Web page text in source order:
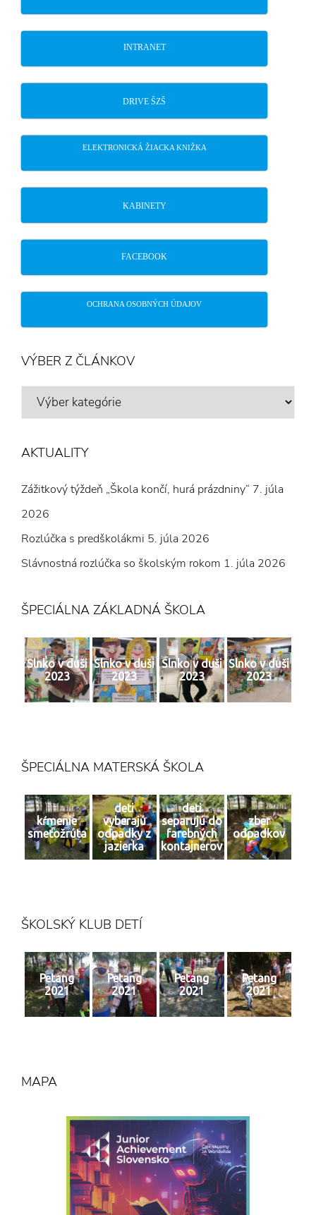
INTRANET
DRIVE ŠZŠ
ELEKTRONICKÁ ŽIACKA KNIŽKA
KABINETY
FACEBOOK
OCHRANA OSOBNÝCH ÚDAJOV
VÝBER Z ČLÁNKOV
VÝBER
AKTUALITY
Zážitkový týždeň „Škola končí, hurá prázdniny“ 7. júla
2026
Rozlúčka s predškolákmi 5. júla 2026
Slávnostná rozlúčka so školským rokom 1. júla 2026
ŠPECIÁLNA ZÁKLADNÁ ŠKOLA
Slnko v duši
2023
Slnko v duši
2023
Slnko v duši
2023
Slnko v duši
2023
ŠPECIÁLNA MATERSKÁ ŠKOLA
kŕmenie
smeťožrúta
deti
vyberajú
odpadky z
jazierka
deti
separujú do
farebných
kontajnerov
zber
odpadkov
ŠKOLSKÝ KLUB DETÍ
Petang
2021
Petang
2021
Petang
2021
Petang
2021
MAPA